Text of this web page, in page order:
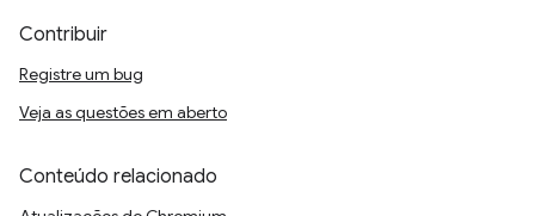
Contribuir
Registre um bug
Veja as questões em aberto
Conteúdo relacionado